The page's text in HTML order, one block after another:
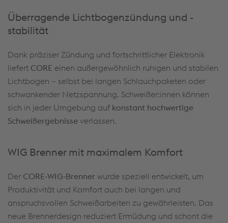
Überragende Lichtbogenzündung und -
stabilität
Dank präziser Zündung und fortschrittlicher Elektronik
liefert CORE einen außergewöhnlich ruhigen und stabilen
Lichtbogen – selbst bei langen Schlauchpaketen oder
schwankender Netzspannung. Schweißer:innen können
sich in jeder Umgebung auf konstant hochwertige
Schweißergebnisse verlassen.
WIG Brenner mit maximalem Komfort
Der CORE‑WIG‑Brenner wurde speziell entwickelt, um
Produktivität und Komfort auch bei langen und
anspruchsvollen Schweißarbeiten zu gewährleisten. Das
neue Brennerdesign reduziert Ermüdung und schont die